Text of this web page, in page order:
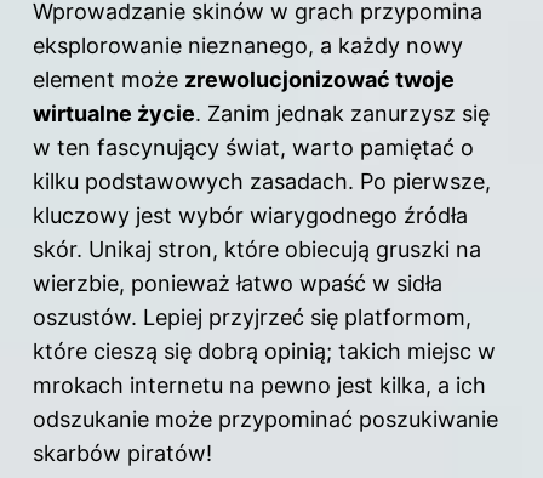
Wprowadzanie skinów w grach przypomina
eksplorowanie nieznanego, a każdy nowy
element może zrewolucjonizować twoje
wirtualne życie. Zanim jednak zanurzysz się
w ten fascynujący świat, warto pamiętać o
kilku podstawowych zasadach. Po pierwsze,
kluczowy jest wybór wiarygodnego źródła
skór. Unikaj stron, które obiecują gruszki na
wierzbie, ponieważ łatwo wpaść w sidła
oszustów. Lepiej przyjrzeć się platformom,
które cieszą się dobrą opinią; takich miejsc w
mrokach internetu na pewno jest kilka, a ich
odszukanie może przypominać poszukiwanie
skarbów piratów!